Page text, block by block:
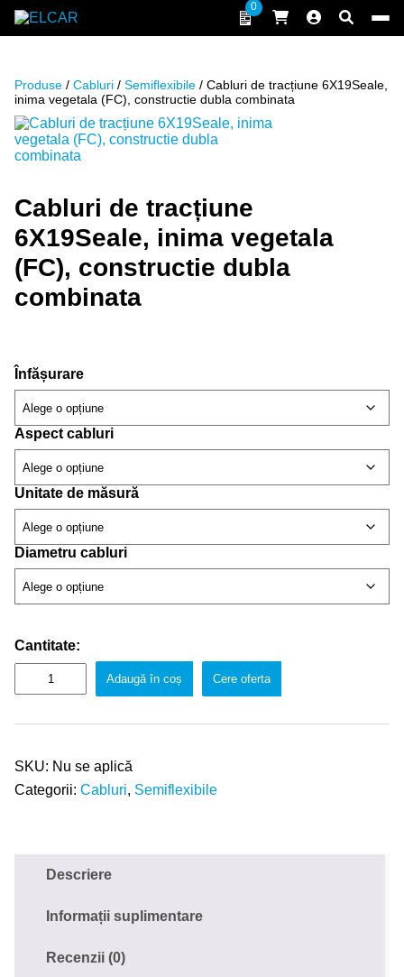
Sari la conținut
ELCAR
0
Produse / Cabluri / Semiflexibile / Cabluri de tracțiune 6X19Seale,
inima vegetala (FC), constructie dubla combinata
Cabluri de tracțiune
6X19Seale, inima vegetala
(FC), constructie dubla
combinata
Înfășurare
Aspect cabluri
Unitate de măsură
Diametru cabluri
Cantitate:
Adaugă în coș Cere oferta
SKU: Nu se aplică
Categorii: Cabluri, Semiflexibile
Descriere
Informații suplimentare
Recenzii (0)